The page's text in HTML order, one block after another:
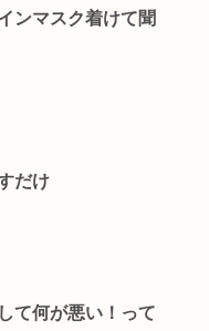
ンマスク着けて聞
だけ
て何が悪い！って